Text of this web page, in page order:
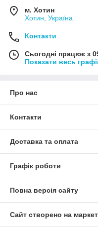
м. Хотин
Хотин, Україна
Контакти
Сьогодні працює з
Показати весь
Про нас
Контакти
Доставка та оплата
Графік роботи
Повна версія сайту
Сайт створено на